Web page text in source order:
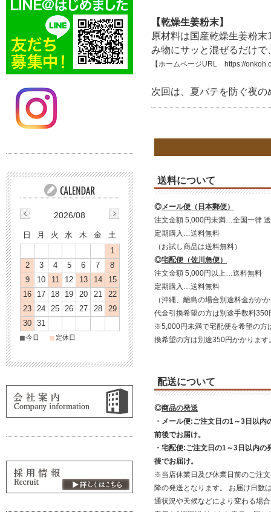
【乾燥生姜粉末】
原材料は国産乾燥生姜粉末
み物にサッと混ぜるだけ
【ホームページURL https://
次回は、夏バテを防ぐ夜
送料について
◎メール便（日本郵便）
注文金額 5,000円未満…全国一律
定期購入…送料無料
（お試し商品は送料無料）
◎宅配便（佐川急便）
注文金額 5,000円以上…送料無料
定期購入…送料無料
（沖縄、離島の場合別途料金がか
代金引換希望の方は別途手数料
※5,000円未満で宅配便を希望の方
換希望の方は別途350円かかります
配送について
◎商品の発送
・メール便:ご注文日の1～3日以内
前後でお届け。
・宅配便:ご注文日の1～3日以内の
後でお届け。
※当店休業日及び休業日前のご注
降の発送となります。 お届け日数
通状況や天候などにより変わる場
2026/08
日 月 火 水 木 金
土
1
2
3 4 5 6 7
8
9
10 11 12 13 14
15
16
17 18 19 20 21
22
23
24 25 26 27 28
29
30
31
■今日 ■ 定休日